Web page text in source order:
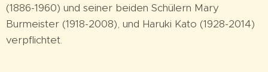
(1886-1960) und seiner beiden Schülern Mary
Burmeister (1918-2008), und Haruki Kato (1928-2014)
verpflichtet.